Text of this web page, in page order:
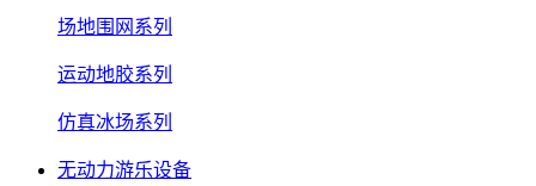
场地围网系列
运动地胶系列
仿真冰场系列
无动力游乐设备